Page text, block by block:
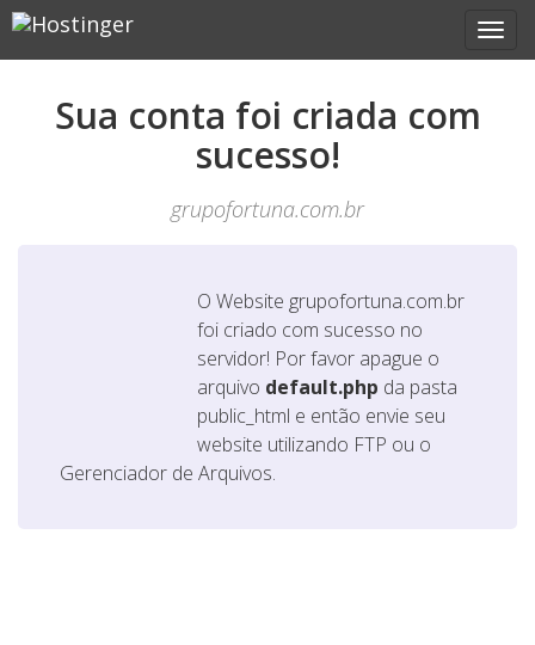
Sua conta foi criada com
sucesso!
grupofortuna.com.br
O Website grupofortuna.com.br
foi criado com sucesso no
servidor! Por favor apague o
arquivo default.php da pasta
public_html e então envie seu
website utilizando FTP ou o
Gerenciador de Arquivos.